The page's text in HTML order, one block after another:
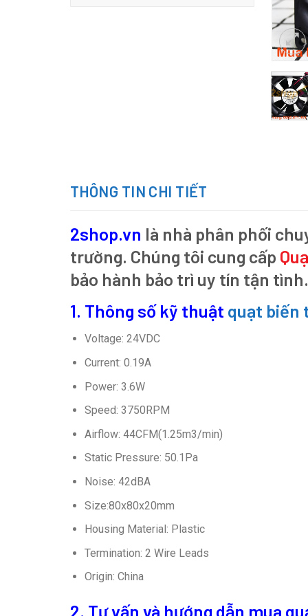
THÔNG TIN CHI TIẾT
2shop.vn là nhà phân phối
trường. Chúng tôi cung cấp
bảo hành bảo trì uy tín tận tình.
1. Thông số kỹ thuật quạt biến
Voltage: 24VDC
Current: 0.19A
Power: 3.6W
Speed: 3750RPM
Airflow: 44CFM(1.25m3/min)
Static Pressure: 50.1Pa
Noise: 42dBA
Size:80x80x20mm
Housing Material: Plastic
Termination: 2 Wire Leads
Origin: China
2. Tư vấn và hướng dẫn mua